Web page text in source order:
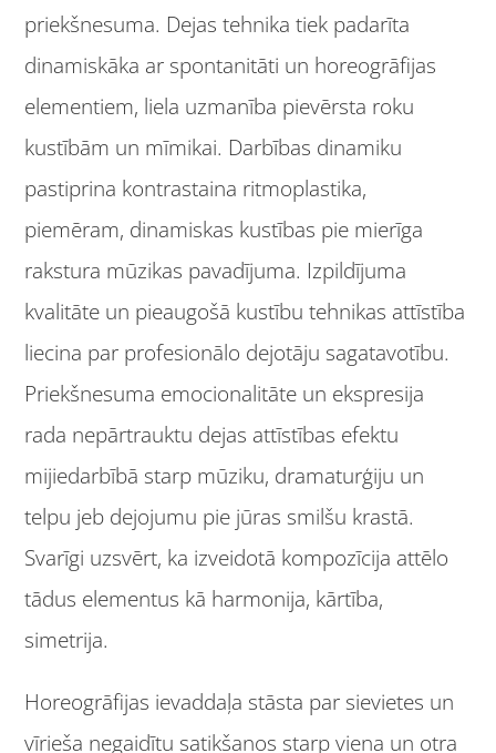
priekšnesuma. Dejas tehnika tiek padarīta
dinamiskāka ar spontanitāti un horeogrāfijas
elementiem, liela uzmanība pievērsta roku
kustībām un mīmikai. Darbības dinamiku
pastiprina kontrastaina ritmoplastika,
piemēram, dinamiskas kustības pie mierīga
rakstura mūzikas pavadījuma. Izpildījuma
kvalitāte un pieaugošā kustību tehnikas attīstība
liecina par profesionālo dejotāju sagatavotību.
Priekšnesuma emocionalitāte un ekspresija
rada nepārtrauktu dejas attīstības efektu
mijiedarbībā starp mūziku, dramaturģiju un
telpu jeb dejojumu pie jūras smilšu krastā.
Svarīgi uzsvērt, ka izveidotā kompozīcija attēlo
tādus elementus kā harmonija, kārtība,
simetrija.
Horeogrāfijas ievaddaļa stāsta par sievietes un
vīrieša negaidītu satikšanos starp viena un otra